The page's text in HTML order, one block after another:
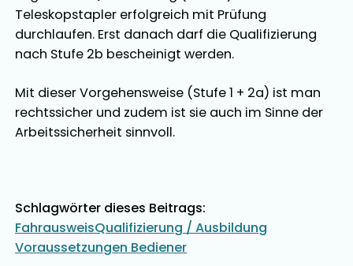
Teleskopstapler erfolgreich mit Prüfung
durchlaufen. Erst danach darf die Qualifizierung
nach Stufe 2b bescheinigt werden.
Mit dieser Vorgehensweise (Stufe 1 + 2a) ist man
rechtssicher und zudem ist sie auch im Sinne der
Arbeitssicherheit sinnvoll.
Schlagwörter dieses Beitrags:
FahrausweisQualifizierung / Ausbildung
Voraussetzungen Bediener